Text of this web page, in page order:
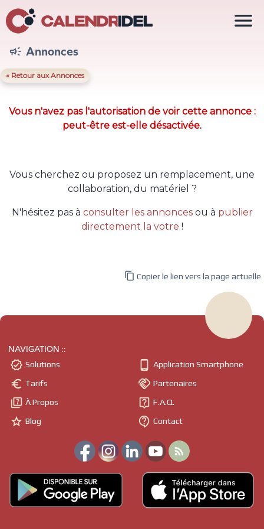
 Annonces
« Retour aux Annonces
Vous n'avez pas l'autorisation de voir cette annonce :
peut-être est-elle désactivée.
Vous cherchez ou proposez un remplacement, une
collaboration, du matériel ?
N'hésitez pas à consulter les annoncesou à publier
directement la votre !

 Copier le lien vers la page actuelle
NAVIGATION ::
 Solutions
 Tarifs
 À Propos
 Blog
 Application Smartphone
 Partenaires
 F.A.Q.
 Contact
